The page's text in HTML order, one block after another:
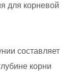
для корневой
составляет
корни